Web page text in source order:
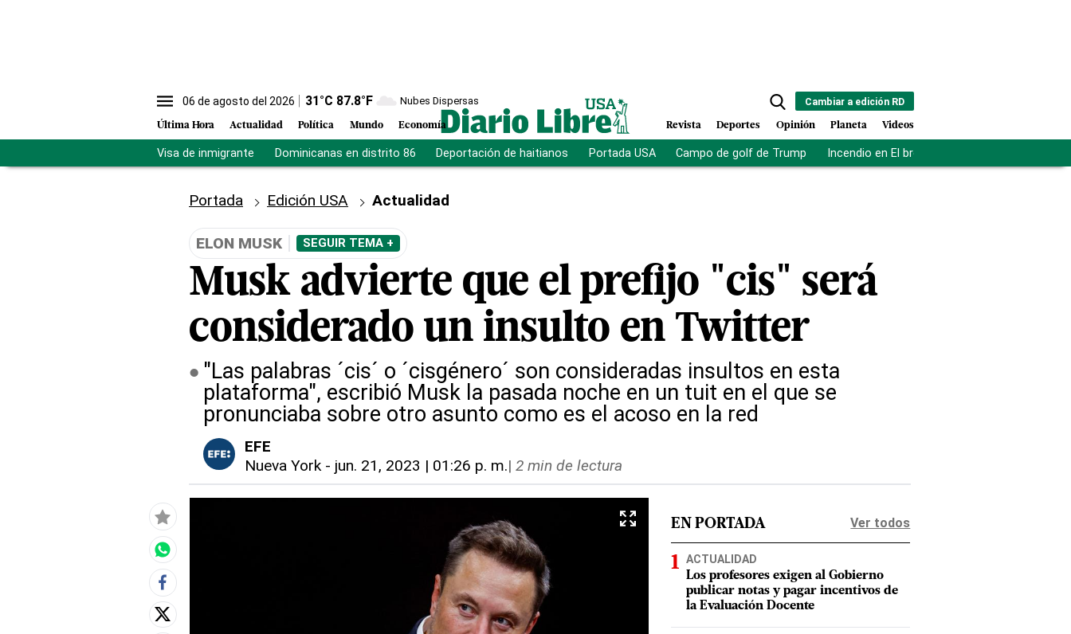
06 de agosto del 2026 31 °C 87.8°F Nubes Dispersas
Última Hora Actualidad Política Mundo Economía
Cambiar a edición RD
Revista Deportes Opinión Planeta Videos
Visa de inmigrante Dominicanas en distrito 86 Deportación de haitianos Portada USA Campo de golf de Trump Incendio en El bronx
Portada Edición USA Actualidad
ELON MUSK SEGUIR TEMA +
Musk advierte que el prefijo "cis" será
considerado un insulto en Twitter
"Las palabras ´cis´ o ´cisgénero´ son consideradas insultos en esta
plataforma", escribió Musk la pasada noche en un tuit en el que se
pronunciaba sobre otro asunto como es el acoso en la red
EFE
Nueva York- jun. 21, 2023 | 01:26 p. m.| 2 min de lectura
EN PORTADA Ver todos
ACTUALIDAD
Los profesores exigen al Gobierno
publicar notas y pagar incentivos de
la Evaluación Docente